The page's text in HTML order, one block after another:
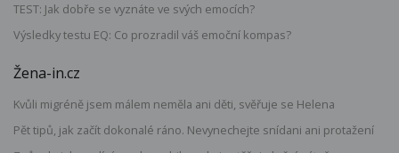
TEST: Jak dobře se vyznáte ve svých emocích?
Výsledky testu EQ: Co prozradil váš emoční kompas?
Žena-in.cz
Kvůli migréně jsem málem neměla ani děti, svěřuje se Helena
Pět tipů, jak začít dokonalé ráno. Nevynechejte snídani ani protažení